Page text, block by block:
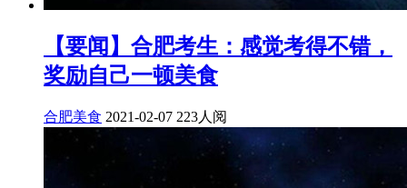
【要闻】合肥考生：感觉考得不错，
奖励自己一顿美食
合肥美食 2021-02-07 223人阅